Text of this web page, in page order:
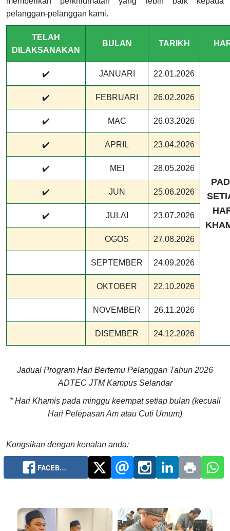
pelanggan-pelanggan kami.
TELAH
DILAKSANAKAN
BULAN TARIKH
✔️ JANUARI 22.01.2026
✔️ FEBRUARI 26.02.2026
✔️ MAC 26.03.2026
✔️ APRIL 23.04.2026
✔️ MEI 28.05.2026
✔️ JUN 25.06.2026
✔️ JULAI 23.07.2026
OGOS 27.08.2026
SEPTEMBER 24.09.2026
OKTOBER 22.10.2026
NOVEMBER 26.11.2026
DISEMBER 24.12.2026
Jadual Program Hari Bertemu Pelanggan Tahun 2026
ADTEC JTM Kampus Selandar
* Hari Khamis pada minggu keempat setiap bulan (kecuali
Hari Pelepasan Am atau Cuti Umum)
Kongsikan dengan kenalan anda:
FACEB…